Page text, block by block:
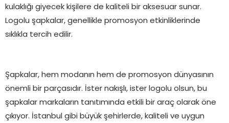
kulaklığı giyecek kişilere de kaliteli bir aksesuar sunar.
Logolu şapkalar, genellikle promosyon etkinliklerinde
sıklıkla tercih edilir.
Şapkalar, hem modanın hem de promosyon dünyasının
önemli bir parçasıdır. İster nakışlı, ister logolu olsun, bu
şapkalar markaların tanıtımında etkili bir araç olarak öne
çıkıyor. İstanbul gibi büyük şehirlerde, kaliteli ve uygun